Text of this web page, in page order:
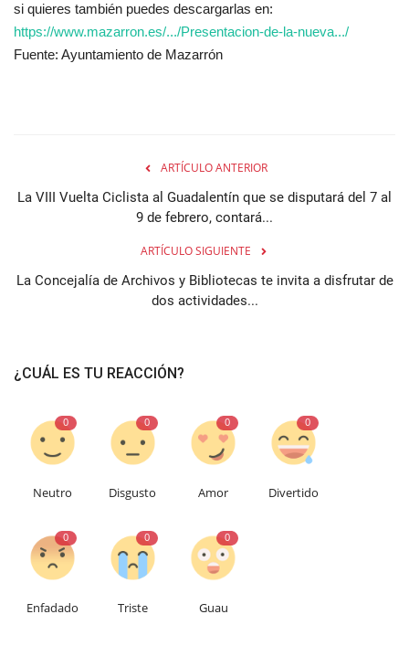
si quieres también puedes descargarlas en:
https://www.mazarron.es/.../Presentacion-de-la-nueva.../
Fuente: Ayuntamiento de Mazarrón
ARTÍCULO ANTERIOR
La VIII Vuelta Ciclista al Guadalentín que se disputará del 7 al
9 de febrero, contará...
ARTÍCULO SIGUIENTE
La Concejalía de Archivos y Bibliotecas te invita a disfrutar de
dos actividades...
¿CUÁL ES TU REACCIÓN?
0
Neutro
0
Disgusto
0
Amor
0
Divertido
0
Enfadado
0
Triste
0
Guau